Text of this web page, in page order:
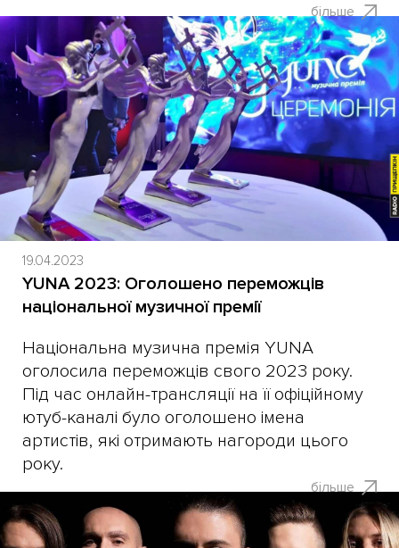
більше
19.04.2023
YUNA 2023: Оголошено переможців
національної музичної премії
Національна музична премія YUNA
оголосила переможців свого 2023 року.
Під час онлайн-трансляції на її офіційному
ютуб-каналі було оголошено імена
артистів, які отримають нагороди цього
року.
більше